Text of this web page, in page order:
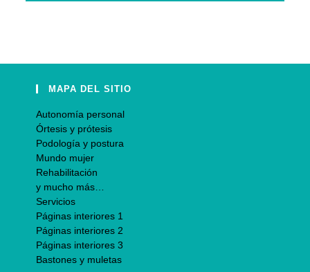
MAPA DEL SITIO
Autonomía personal
Órtesis y prótesis
Podología y postura
Mundo mujer
Rehabilitación
y mucho más…
Servicios
Páginas interiores 1
Páginas interiores 2
Páginas interiores 3
Bastones y muletas